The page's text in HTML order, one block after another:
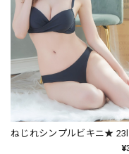
ねじれシンプルビキニ★ 23l